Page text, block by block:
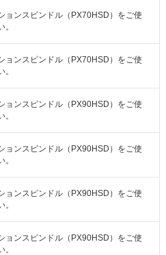
ョンスピンドル（PX70HSD）をご使
。
ョンスピンドル（PX70HSD）をご使
。
ョンスピンドル（PX90HSD）をご使
。
ョンスピンドル（PX90HSD）をご使
。
ョンスピンドル（PX90HSD）をご使
。
ョンスピンドル（PX90HSD）をご使
。